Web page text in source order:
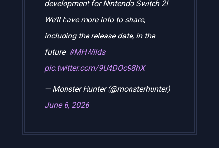
development for Nintendo Switch 2!
We’ll have more info to share,
including the release date, in the
future. #MHWilds
pic.twitter.com/9U4DOc98hX
— Monster Hunter (@monsterhunter)
June 6, 2026